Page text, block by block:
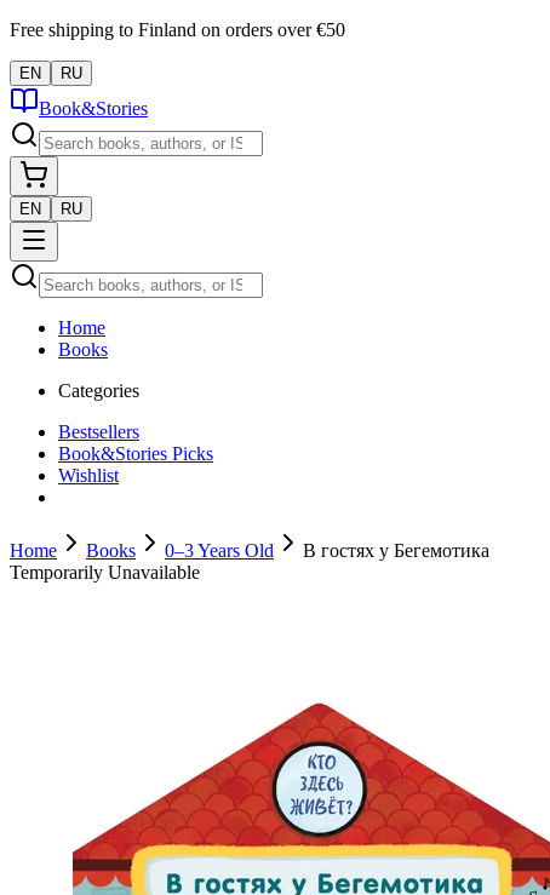
Free shipping to Finland on orders over €50
EN RU
Book&Stories
EN RU
Home
Books
Categories
Bestsellers
Book&Stories Picks
Wishlist
Home Books 0–3 Years Old
В гостях у Бегемотика
Temporarily Unavailable